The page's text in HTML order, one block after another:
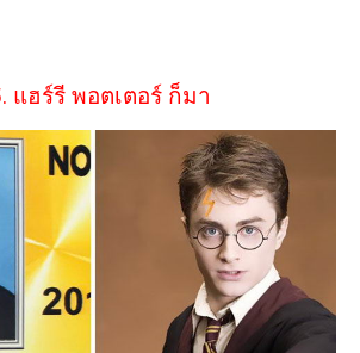
แฮร์รี พอตเตอร์ ก็มา